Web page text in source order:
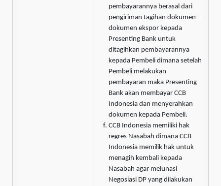
pembayarannya berasal dari
pengiriman tagihan dokumen-
dokumen ekspor kepada
Presenting Bank untuk
ditagihkan pembayarannya
kepada Pembeli dimana setelah
Pembeli melakukan
pembayaran maka Presenting
Bank akan membayar CCB
Indonesia dan menyerahkan
dokumen kepada Pembeli.
CCB Indonesia memiliki hak
regres Nasabah dimana CCB
Indonesia memilik hak untuk
menagih kembali kepada
Nasabah agar melunasi
Negosiasi DP yang dilakukan